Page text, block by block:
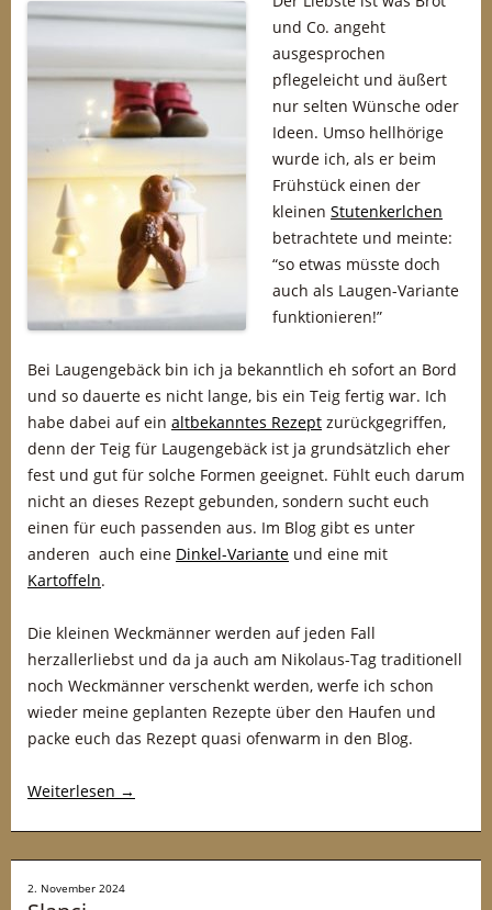
und Co. angeht
ausgesprochen
pflegeleicht und äußert
nur selten Wünsche oder
Ideen. Umso hellhörige
wurde ich, als er beim
Frühstück einen der
kleinen Stutenkerlchen
betrachtete und meinte:
“so etwas müsste doch
auch als Laugen-Variante
funktionieren!”
Bei Laugengebäck bin ich ja bekanntlich eh sofort an Bord
und so dauerte es nicht lange, bis ein Teig fertig war. Ich
habe dabei auf ein altbekanntes Rezept zurückgegriffen,
denn der Teig für Laugengebäck ist ja grundsätzlich eher
fest und gut für solche Formen geeignet. Fühlt euch darum
nicht an dieses Rezept gebunden, sondern sucht euch
einen für euch passenden aus. Im Blog gibt es unter
anderen auch eine Dinkel-Variante und eine mit
Kartoffeln.
Die kleinen Weckmänner werden auf jeden Fall
herzallerliebst und da ja auch am Nikolaus-Tag traditionell
noch Weckmänner verschenkt werden, werfe ich schon
wieder meine geplanten Rezepte über den Haufen und
packe euch das Rezept quasi ofenwarm in den Blog.
Weiterlesen →
2. November 2024